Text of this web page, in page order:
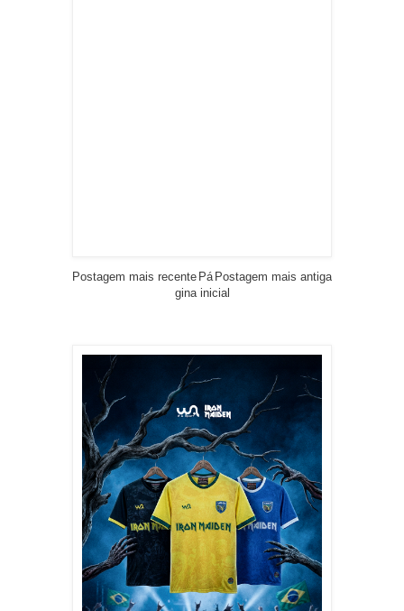
Postagem mais recente Postagem mais antiga
Pá
gina inicial